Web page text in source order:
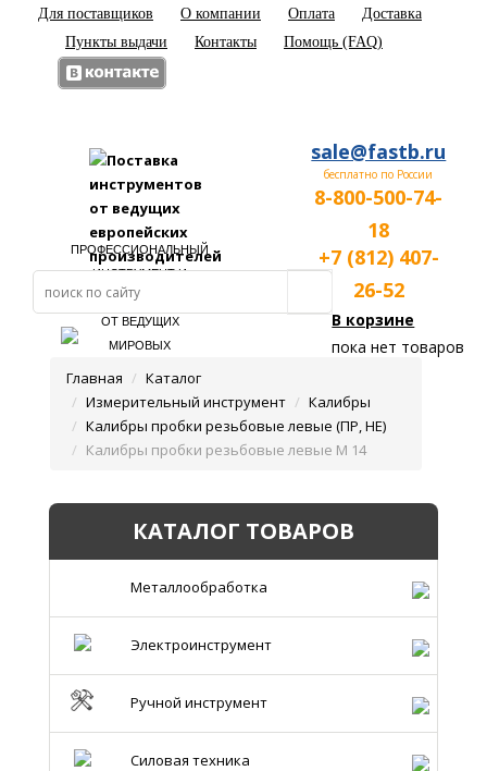
Для поставщиков О компании Оплата
Доставка
Пункты выдачи
Контакты Помощь (FAQ)
ПРОФЕССИОНАЛЬНЫЙ
ИНСТРУМЕНТ И
ОБОРУДОВАНИЕ
ОТ ВЕДУЩИХ
МИРОВЫХ
sale@fastb.ru
бесплатно по России
8-800-500-74-
18
+7 (812) 407-
26-52
В корзине
пока нет товаров
Главная
Каталог
Измерительный инструмент
Калибры
Калибры пробки резьбовые левые (ПР, НЕ)
Калибры пробки резьбовые левые М 14
КАТАЛОГ ТОВАРОВ
Металлообработка
Электроинструмент
Ручной инструмент
Силовая техника